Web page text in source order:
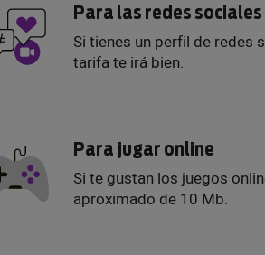
Para las redes sociales
Si tienes un perfil de redes
tarifa te irá bien.
Para jugar online
Si te gustan los juegos
aproximado de 10 Mb.